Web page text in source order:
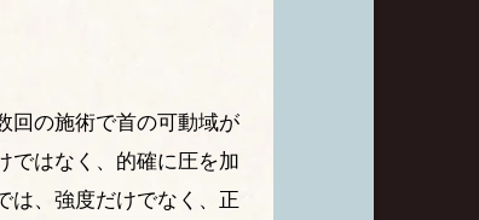
回の施術で首の可動域が
ではなく、的確に圧を加
は、強度だけでなく、正